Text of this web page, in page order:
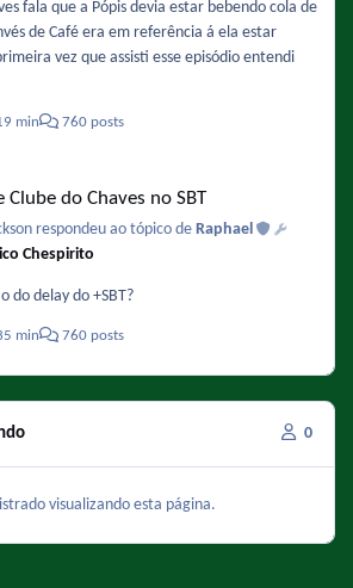
fala que a Pópis devia estar bebendo cola de
de Café era em referência á ela estar
vez que assisti esse episódio entendi
min 760 posts
Clube do Chaves no SBT
respondeu ao tópico de Raphael
Chespirito
do delay do +SBT?
min 760 posts
0
visualizando esta página.